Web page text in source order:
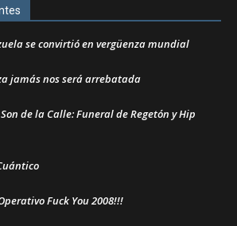
se convirtió en vergüenza mundial
jamás nos será arrebatada
Son de la Calle: Funeral de Regetón y Hip
Fuck You 2008!!!